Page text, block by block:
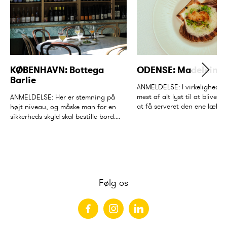
KØBENHAVN: Bottega
Barlie
ANMELDELSE: Her er stemning på
højt niveau, og måske man for en
sikkerheds skyld skal bestille bord....
ODENSE: Madeleine
ANMELDELSE: I
mest af alt lyst til at blive
at få serveret den ene lækr...
Følg os